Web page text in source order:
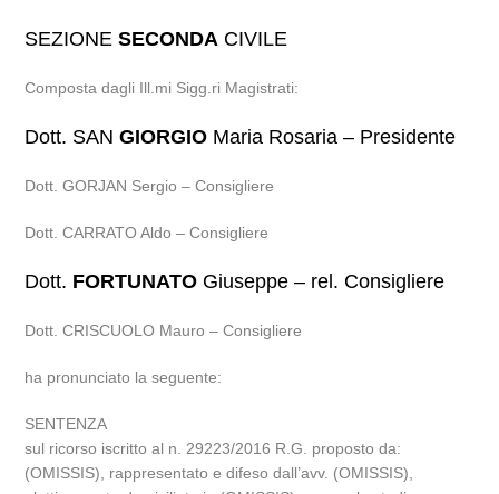
SEZIONESECONDA CIVILE
Composta dagli Ill.mi Sigg.ri Magistrati:
Dott. SANGIORGIO Maria Rosaria – Presidente
Dott. GORJAN Sergio – Consigliere
Dott. CARRATO Aldo – Consigliere
Dott. FORTUNATO Giuseppe – rel. Consigliere
Dott. CRISCUOLO Mauro – Consigliere
ha pronunciato la seguente:
SENTENZA
sul ricorso iscritto al n. 29223/2016 R.G. proposto da:
(OMISSIS), rappresentato e difeso dall’avv. (OMISSIS),